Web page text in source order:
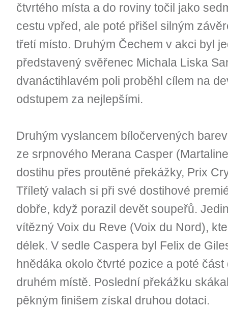
čtvrtého místa a do roviny točil jako
cestu vpřed, ale poté přišel silným
třetí místo. Druhým Čechem v akci byl
představený svěřenec Michala Liska
dvanáctihlavém poli proběhl cílem na
odstupem za nejlepšími.
Druhým vyslancem bíločervených
ze srpnového Merana Casper
dostihu přes proutěné překážky, Prix
Tříletý valach si při své dostihové
dobře, když porazil devět soupeřů.
vítězný Voix du Reve (Voix du Nord),
délek. V sedle Caspera byl Felix de
hnědáka okolo čtvrté pozice a poté
druhém místě. Poslední překážku
pěkným finišem získal druhou dotaci.